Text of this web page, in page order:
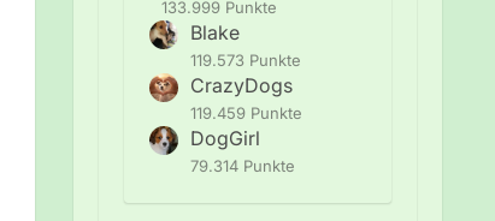
133.999 Punkte
Blake
119.573 Punkte
CrazyDogs
119.459 Punkte
DogGirl
79.314 Punkte